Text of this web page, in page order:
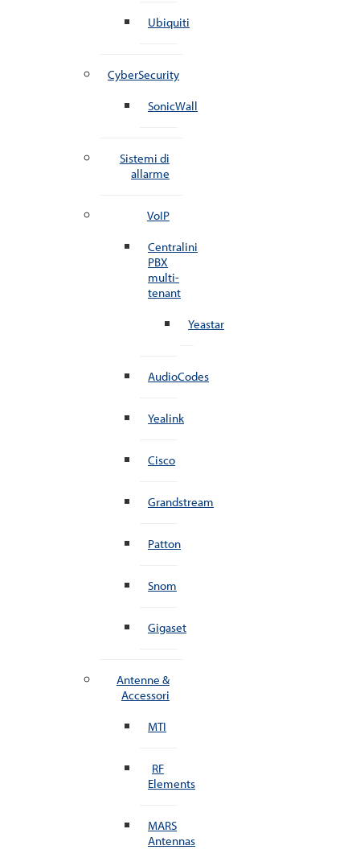
Ubiquiti
CyberSecurity
SonicWall
Sistemi di
allarme
VoIP
Centralini
PBX
multi-
tenant
Yeastar
AudioCodes
Yealink
Cisco
Grandstream
Patton
Snom
Gigaset
Antenne &
Accessori
MTI
RF
Elements
MARS
Antennas